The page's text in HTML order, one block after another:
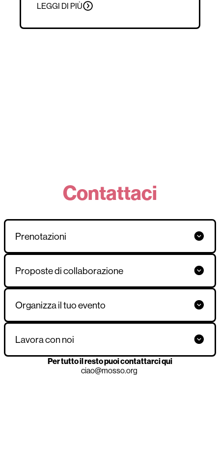
LEGGI DI PIÙ
Contattaci
Prenotazioni
Proposte di collaborazione
Organizza il tuo evento
Lavora con noi
Per tutto il resto puoi contattarci qui
ciao@mosso.org